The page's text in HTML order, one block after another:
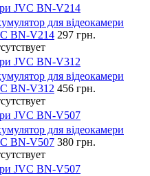
JVC BN-V214
для відеокамери
BN-V214 297 грн.
JVC BN-V312
для відеокамери
BN-V312 456 грн.
JVC BN-V507
для відеокамери
BN-V507 380 грн.
JVC BN-V507